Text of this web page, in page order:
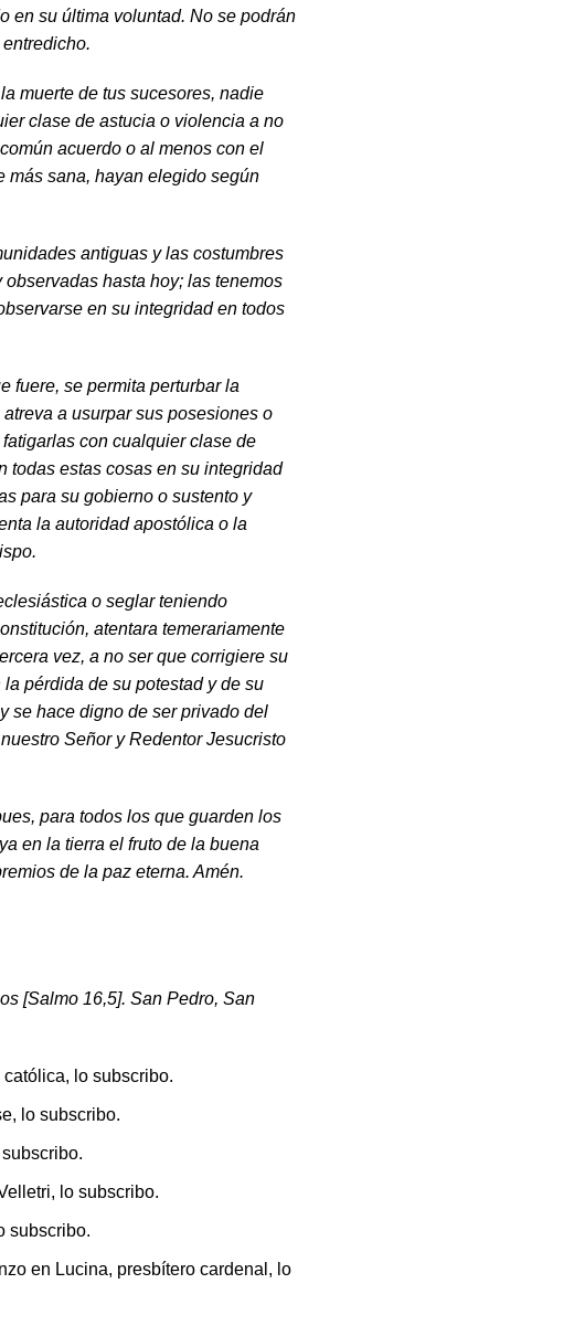
en su última voluntad. No se podrán
muerte de tus sucesores, nadie
clase de astucia o violencia a no
acuerdo o al menos con el
más sana, hayan elegido según
antiguas y las costumbres
hasta hoy; las tenemos
en su integridad en todos
fuere, se per­mita perturbar la
a usurpar sus posesiones o
con cualquier clase de
todas estas cosas en su integridad
para su gobierno o sustento y
la autoridad apostólica o la
o se­glar teniendo
atentara temerariamente
vez, a no ser que corrigiere su
pérdida de su potestad y de su
se hace digno de ser privado del
Señor y Redentor Jesucristo
para todos los que guarden los
en la tierra el fruto de la buena
de la paz eterna. Amén.
[Salmo 16,5]. San Pedro, San
lo subscribo.
lo subscribo.
lo subscribo.
subscribo.
en Lucina, presbítero cardenal, lo